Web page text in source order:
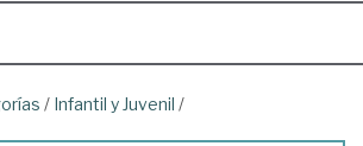
/ Infantil y Juvenil /